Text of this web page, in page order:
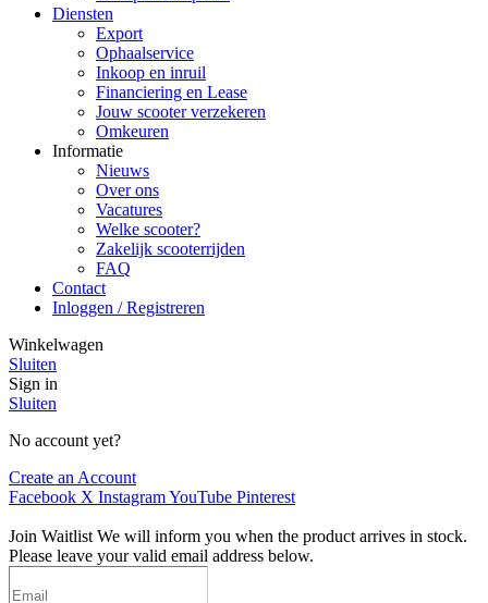
Diensten
Export
Ophaalservice
Inkoop en inruil
Financiering en Lease
Jouw scooter verzekeren
Omkeuren
Informatie
Nieuws
Over ons
Vacatures
Welke scooter?
Zakelijk scooterrijden
FAQ
Contact
Inloggen / Registreren
Winkelwagen
Sluiten
Sign in
Sluiten
No account yet?
Create an Account
Facebook X InstagramYouTube Pinterest
Join Waitlist We will inform you when the product arrives in stock.
Please leave your valid email address below.